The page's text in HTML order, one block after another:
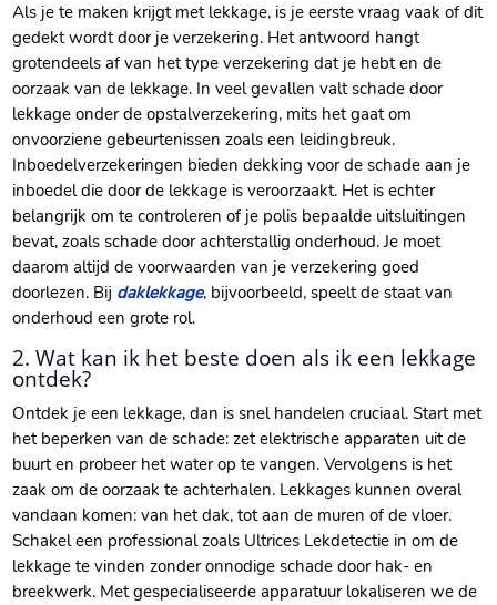
Als je te maken krijgt met lekkage, is je eerste vraag vaak of dit
gedekt wordt door je verzekering.​ Het antwoord hangt
grotendeels af van het type verzekering dat je hebt en de
oorzaak van de lekkage.​ In veel gevallen valt schade door
lekkage onder de opstalverzekering, mits het gaat om
onvoorziene gebeurtenissen zoals een leidingbreuk.​
Inboedelverzekeringen bieden dekking voor de schade aan je
inboedel die door de lekkage is veroorzaakt.​ Het is echter
belangrijk om te controleren of je polis bepaalde uitsluitingen
bevat, zoals schade door achterstallig onderhoud.​ Je moet
daarom altijd de voorwaarden van je verzekering goed
doorlezen.​ Bij daklekkage, bijvoorbeeld, speelt de staat van
onderhoud een grote rol.​
2.​ Wat kan ik het beste doen als ik een lekkage
ontdek?
Ontdek je een lekkage, dan is snel handelen cruciaal.​ Start met
het beperken van de schade: zet elektrische apparaten uit de
buurt en probeer het water op te vangen.​ Vervolgens is het
zaak om de oorzaak te achterhalen.​ Lekkages kunnen overal
vandaan komen: van het dak, tot aan de muren of de vloer.​
Schakel een professional zoals Ultrices Lekdetectie in om de
lekkage te vinden zonder onnodige schade door hak- en
breekwerk.​ Met gespecialiseerde apparatuur lokaliseren we de